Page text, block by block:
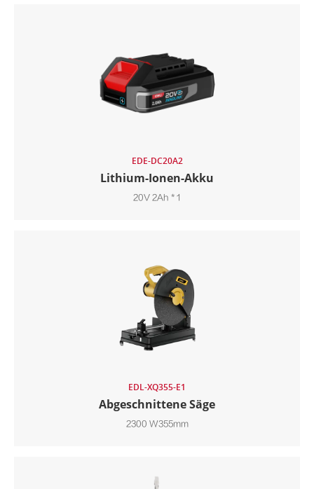
EDE-DC20A2
Lithium-Ionen-Akku
20V 2Ah * 1
EDL-XQ355-E1
Abgeschnittene Säge
2300 W355mm